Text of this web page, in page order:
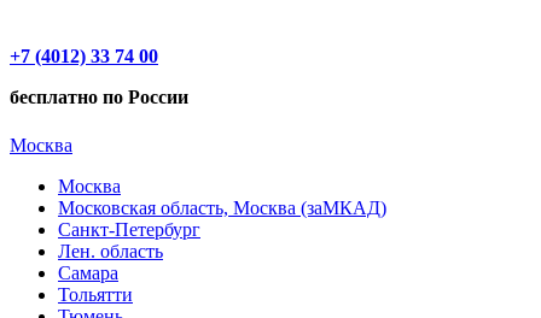
+7 (4012) 33 74 00
бесплатно по России
Москва
Москва
Московская область, Москва (заМКАД)
Санкт-Петербург
Лен. область
Самара
Тольятти